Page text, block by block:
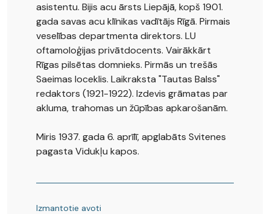
asistentu. Bijis acu ārsts Liepājā, kopš 1901.
gada savas acu klīnikas vadītājs Rīgā. Pirmais
veselības departmenta direktors. LU
oftamoloģijas privātdocents. Vairākkārt
Rīgas pilsētas domnieks. Pirmās un trešās
Saeimas loceklis. Laikraksta "Tautas Balss"
redaktors (1921-1922). Izdevis grāmatas par
akluma, trahomas un žūpības apkarošanām.
Miris 1937. gada 6. aprīlī, apglabāts Svitenes
pagasta Vidukļu kapos.
Izmantotie avoti